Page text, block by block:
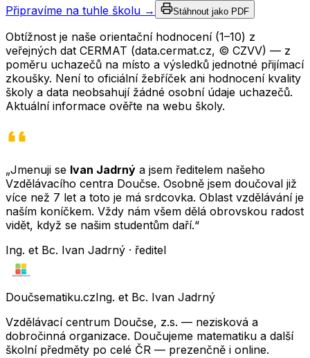
Připravíme na tuhle školu → Stáhnout jako PDF
Obtížnost je naše orientační hodnocení (1–10) z
veřejných dat CERMAT (data.cermat.cz, © CZVV) — z
poměru uchazečů na místo a výsledků jednotné přijímací
zkoušky. Není to oficiální žebříček ani hodnocení kvality
školy a data neobsahují žádné osobní údaje uchazečů.
Aktuální informace ověřte na webu školy.
„Jmenuji se Ivan Jadrný a jsem ředitelem našeho
Vzdělávacího centra Doučse. Osobně jsem doučoval již
více než 7 let a toto je má srdcovka. Oblast vzdělávání je
naším koníčkem. Vždy nám všem dělá obrovskou radost
vidět, když se našim studentům daří.“
Ing. et Bc. Ivan Jadrný · ředitel
Doučsematiku.czIng. et Bc. Ivan Jadrný
Vzdělávací centrum Doučse, z.s. — nezisková a
dobročinná organizace. Doučujeme matematiku a další
školní předměty po celé ČR — prezenčně i online.